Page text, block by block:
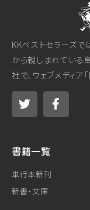
KKベストセラーズで
から親しまれている
社で、ウェブメディア
書籍一覧
単行本新刊
新書・文庫